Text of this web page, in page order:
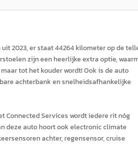
2023, er staat 44264 kilometer op de
zijn een heerlijke extra optie,
tot het kouder wordt! Ook is de auto
achterbank en snelheidsafhankelijke
Connected Services wordt iedere rit nóg
deze auto hoort ook electronic climate
achter, regensensor, cruise